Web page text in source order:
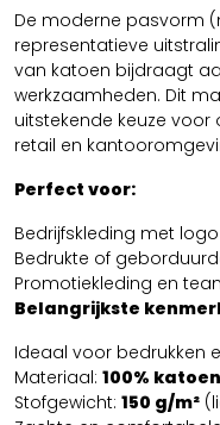
De moderne pasvorm
representatieve
van katoen bijdraagt
werkzaamheden. Dit
uitstekende keuze voor
retail en
Perfect voor:
Bedrijfskleding met logo
Bedrukte of
Promotiekleding en
Belangrijkste
Ideaal voor bedrukken
Materiaal: 100% katoen
Stofgewicht: 150 g/m²